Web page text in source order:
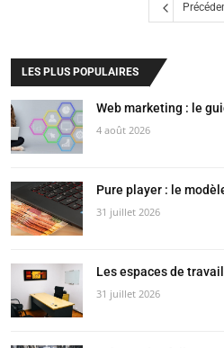
LES PLUS POPULAIRES
Web marketing : le
4 août 2026
Pure player : le
31 juillet 2026
Les espaces de
31 juillet 2026